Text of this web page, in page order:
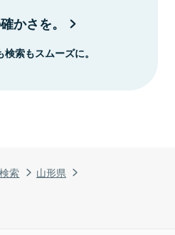
索
山形県
かさを。
索もスムーズに。